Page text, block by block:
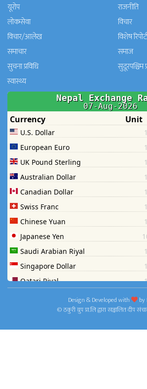
यूरोप
राजनीति
लोकसेवा
विचार
विचार/आलेख
विशेष रिपोर्ट
समाचार
समाज
सुचना प्रविधि
सुदूरपश्चिम
स्वास्थ्य
Design & Developed with by
© ठकुरी ग्रुप प्रा.लि द्वारा सञ्चालित दीप